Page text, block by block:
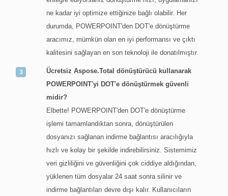
ne kadar iyi optimize ettiğinize bağlı olabilir. Her
durumda, POWERPOINT'den DOT'e dönüştürme
aracımız, mümkün olan en iyi performansı ve çıktı
kalitesini sağlayan en son teknoloji ile donatılmıştır.
Ücretsiz Aspose.Total dönüştürücü kullanarak
POWERPOINT'yi DOT'e dönüştürmek güvenli
midir?
Elbette! POWERPOINT'den DOT'e dönüştürme
işlemi tamamlandıktan sonra, dönüştürülen
dosyanızı sağlanan indirme bağlantısı aracılığıyla
hızlı ve kolay bir şekilde indirebilirsiniz. Sistemimiz
veri gizliliğini ve güvenliğini çok ciddiye aldığından,
yüklenen tüm dosyalar 24 saat sonra silinir ve
indirme bağlantıları devre dışı kalır. Kullanıcıların